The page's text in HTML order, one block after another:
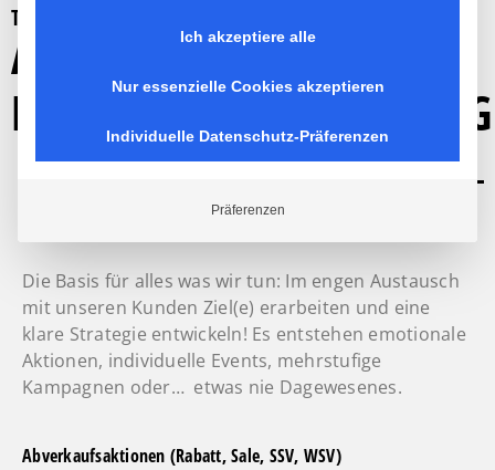
TAKE
AKTIONS- UND
KAMPAGNENMARKETING
Die Basis für alles was wir tun: Im engen Austausch
mit unseren Kunden Ziel(e) erarbeiten und eine
klare Strategie entwickeln! Es entstehen emotionale
Aktionen, individuelle Events, mehrstufige
Kampagnen oder… etwas nie Dagewesenes.
Abverkaufsaktionen (Rabatt, Sale, SSV, WSV)
Ich akzeptiere alle
Nur essenzielle Cookies akzeptieren
Individuelle Datenschutz-Präferenzen
Präferenzen